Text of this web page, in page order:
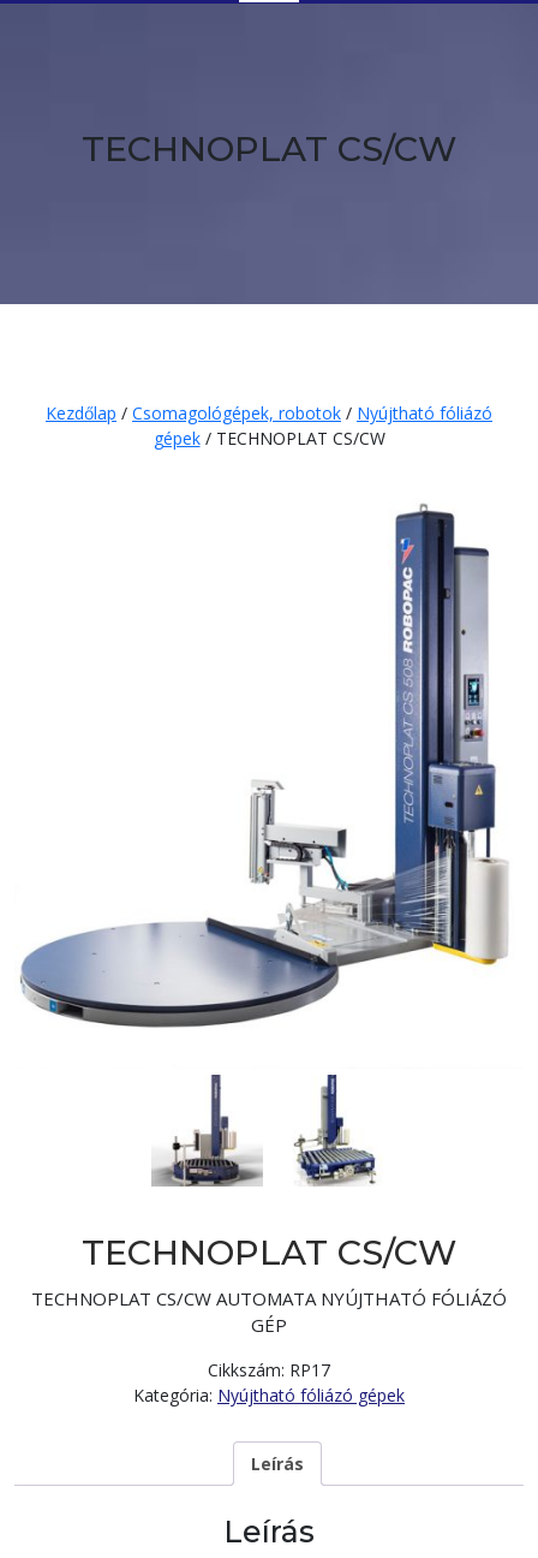
Button
TECHNOPLAT CS/CW
Kezdőlap / Csomagológépek, robotok / Nyújtható fóliázó
gépek/ TECHNOPLAT CS/CW
TECHNOPLAT CS/CW
TECHNOPLAT CS/CW AUTOMATA NYÚJTHATÓ FÓLIÁZÓ
GÉP
Cikkszám: RP17
Kategória: Nyújtható fóliázó gépek
Leírás
Leírás